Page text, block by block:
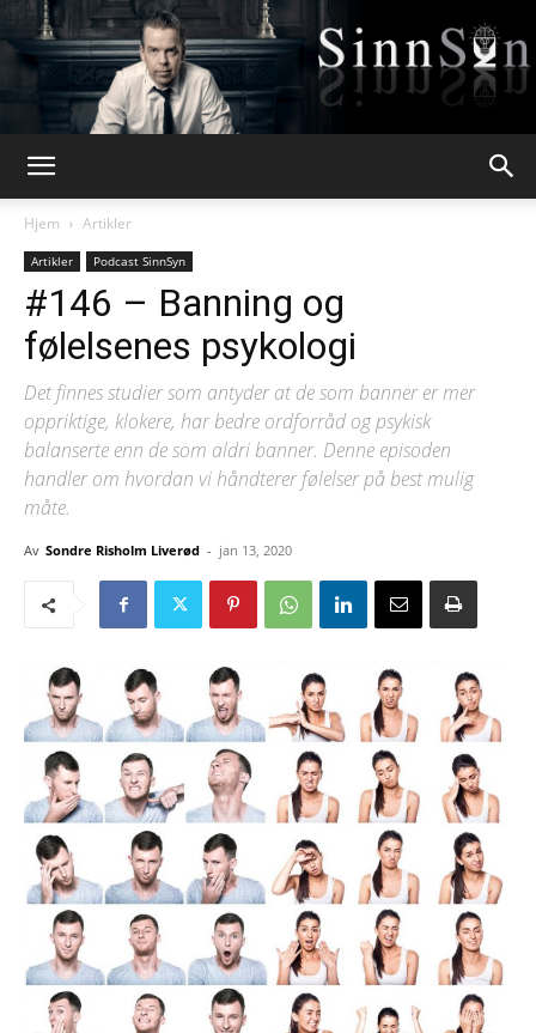
Hjem
Artikler
Artikler Podcast SinnSyn
#146 – Banning og
følelsenes psykologi
Det finnes studier som antyder at de som banner er mer
oppriktige, klokere, har bedre ordforråd og psykisk
balanserte enn de som aldri banner. Denne episoden
handler om hvordan vi håndterer følelser på best mulig
måte.
Av Sondre Risholm Liverød - jan 13, 2020